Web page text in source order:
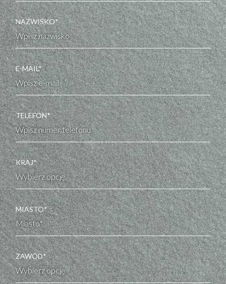
NAZWISKO*
E-MAIL*
TELEFON*
KRAJ*
MIASTO*
ZAWÓD*